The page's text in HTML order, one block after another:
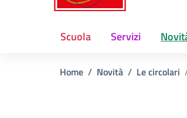
Scuola Servizi
Home Novità Le circolari